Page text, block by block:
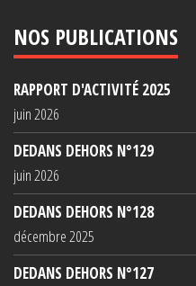
NOS PUBLICATIONS
RAPPORT D'ACTIVITÉ 2025
juin 2026
DEDANS DEHORS N°129
juin 2026
DEDANS DEHORS N°128
décembre 2025
DEDANS DEHORS N°127